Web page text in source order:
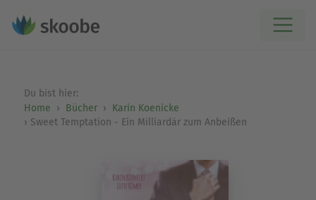
Du bist hier:
Home
Bücher
Karin Koenicke
Sweet Temptation - Ein Milliardär zum Anbeißen